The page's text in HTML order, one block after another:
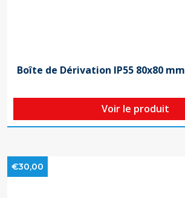
Boîte de Dérivation IP55 80x80 mm
Voir le produit
€30,00